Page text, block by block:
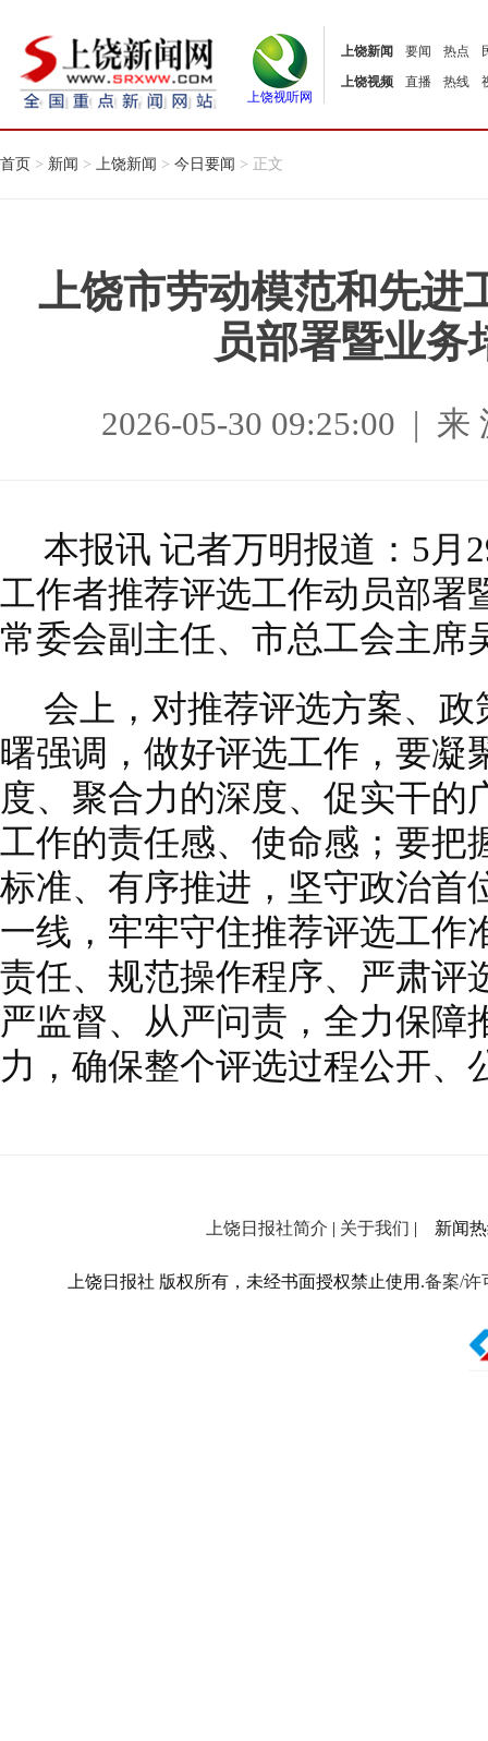
上饶视听网
上饶新闻 要闻 热点
上饶视频
直播 热线
首页 > 新闻 > 上饶新闻 > 今日要闻 > 正文
上饶市劳动模范和先进
员部署暨业务
2026-05-30 09:25:00 |
本报讯 记者万明报道：5月
工作者推荐评选工作动员部署
常委会副主任、市总工会主席
会上，对推荐评选方案、
曙强调，做好评选工作，要凝
度、聚合力的深度、促实干的
工作的责任感、使命感；要把
标准、有序推进，坚守政治首
一线，牢牢守住推荐评选工作
责任、规范操作程序、严肃评
严监督、从严问责，全力保障
力，确保整个评选过程公开、
上饶日报社简介 | 关于我们 | 新闻热
上饶日报社 版权所有，未经书面授权禁止使用.备案/许